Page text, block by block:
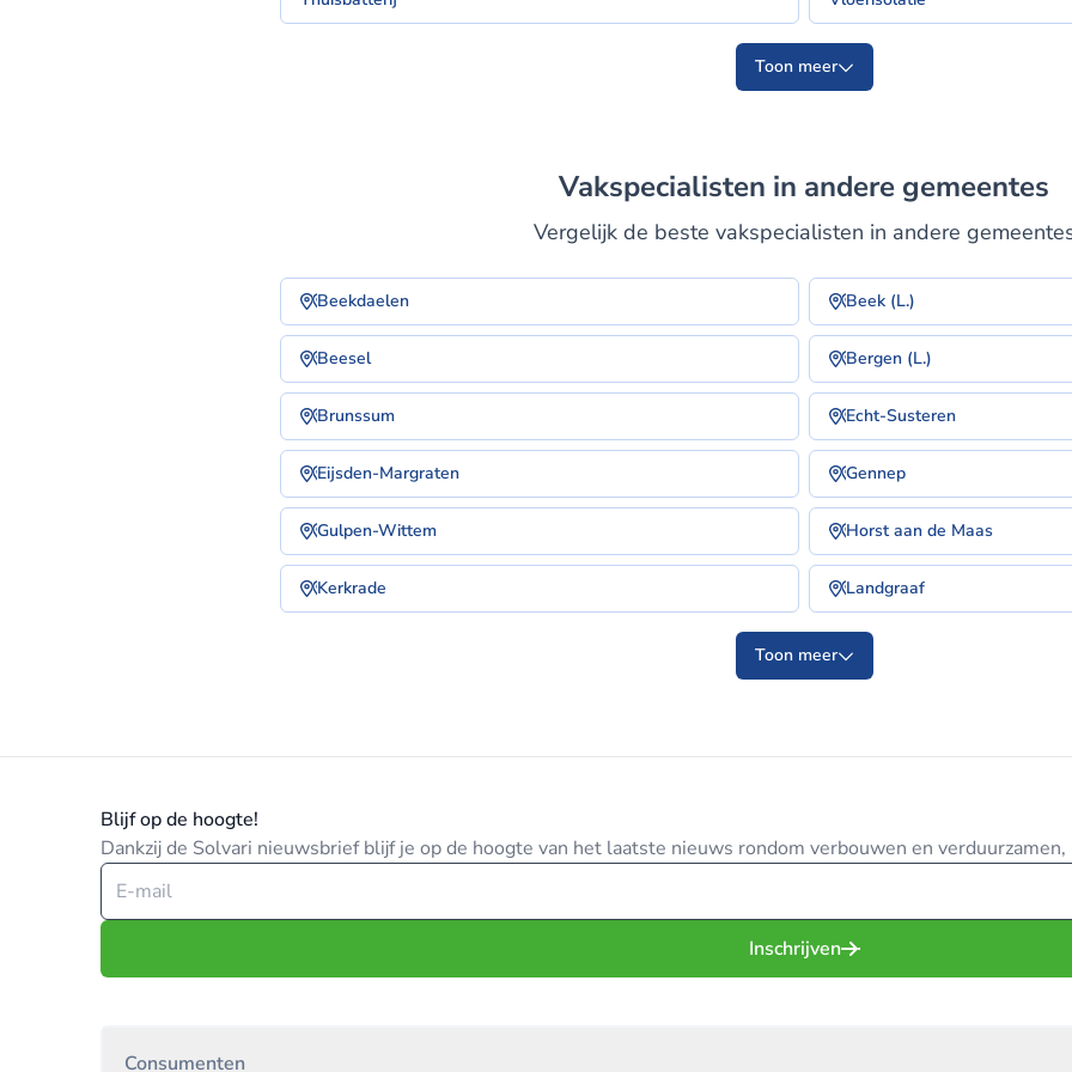
Toon meer
Vakspecialisten in andere gemeentes
Vergelijk de beste vakspecialisten in andere
Beekdaelen Beek (L.)
Beesel Bergen (L.)
Brunssum Echt-Susteren
Eijsden-Margraten Gennep
Gulpen-Wittem Horst aan de Maas
Kerkrade Landgraaf
Toon meer
Blijf op de hoogte!
Dankzij de Solvari nieuwsbrief blijf je op de hoogte van het laatste nieuws rondom verbouwen en
Inschrijven
Consumenten